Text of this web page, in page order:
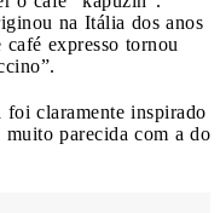
na Itália dos anos
expresso tornou
claramente inspirado
parecida com a do